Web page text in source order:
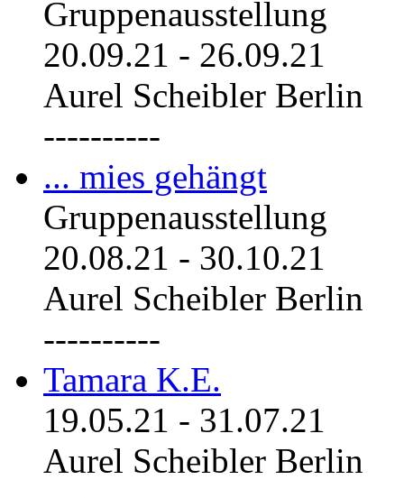
Gruppenausstellung
20.09.21 - 26.09.21
Aurel Scheibler Berlin
----------
... mies gehängt
Gruppenausstellung
20.08.21 - 30.10.21
Aurel Scheibler Berlin
----------
Tamara K.E.
19.05.21 - 31.07.21
Aurel Scheibler Berlin